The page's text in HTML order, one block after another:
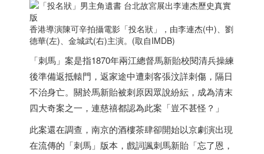
香港導演陳可辛拍攝電影「投名狀」，由李連杰(中)、劉
德華(左)、金城武(右)主演。(取自IMDB)
「刺馬」案是指1870年兩江總督馬新貽校閱清兵操練
後準備返抵轅門，返家途中遭刺客張汶詳刺傷，隔日
不治身亡。關於馬新貽被刺原因眾說紛紜，成為清末
四大奇案之一，連慈禧都認為此案「豈不甚怪？」
此案還在調查，南京的酒樓茶肆卻開始以京劇演出現
在流傳的「刺馬」版本，戲詞諷刺馬新貽「忘了恩，